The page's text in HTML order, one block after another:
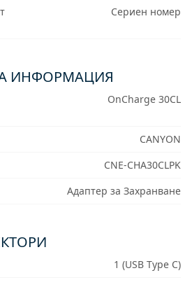
Сериен номер
ИНФОРМАЦИЯ
OnCharge 30CL
CANYON
CNE-CHA30CLPK
Адаптер за Захранване
1 (USB Type C)